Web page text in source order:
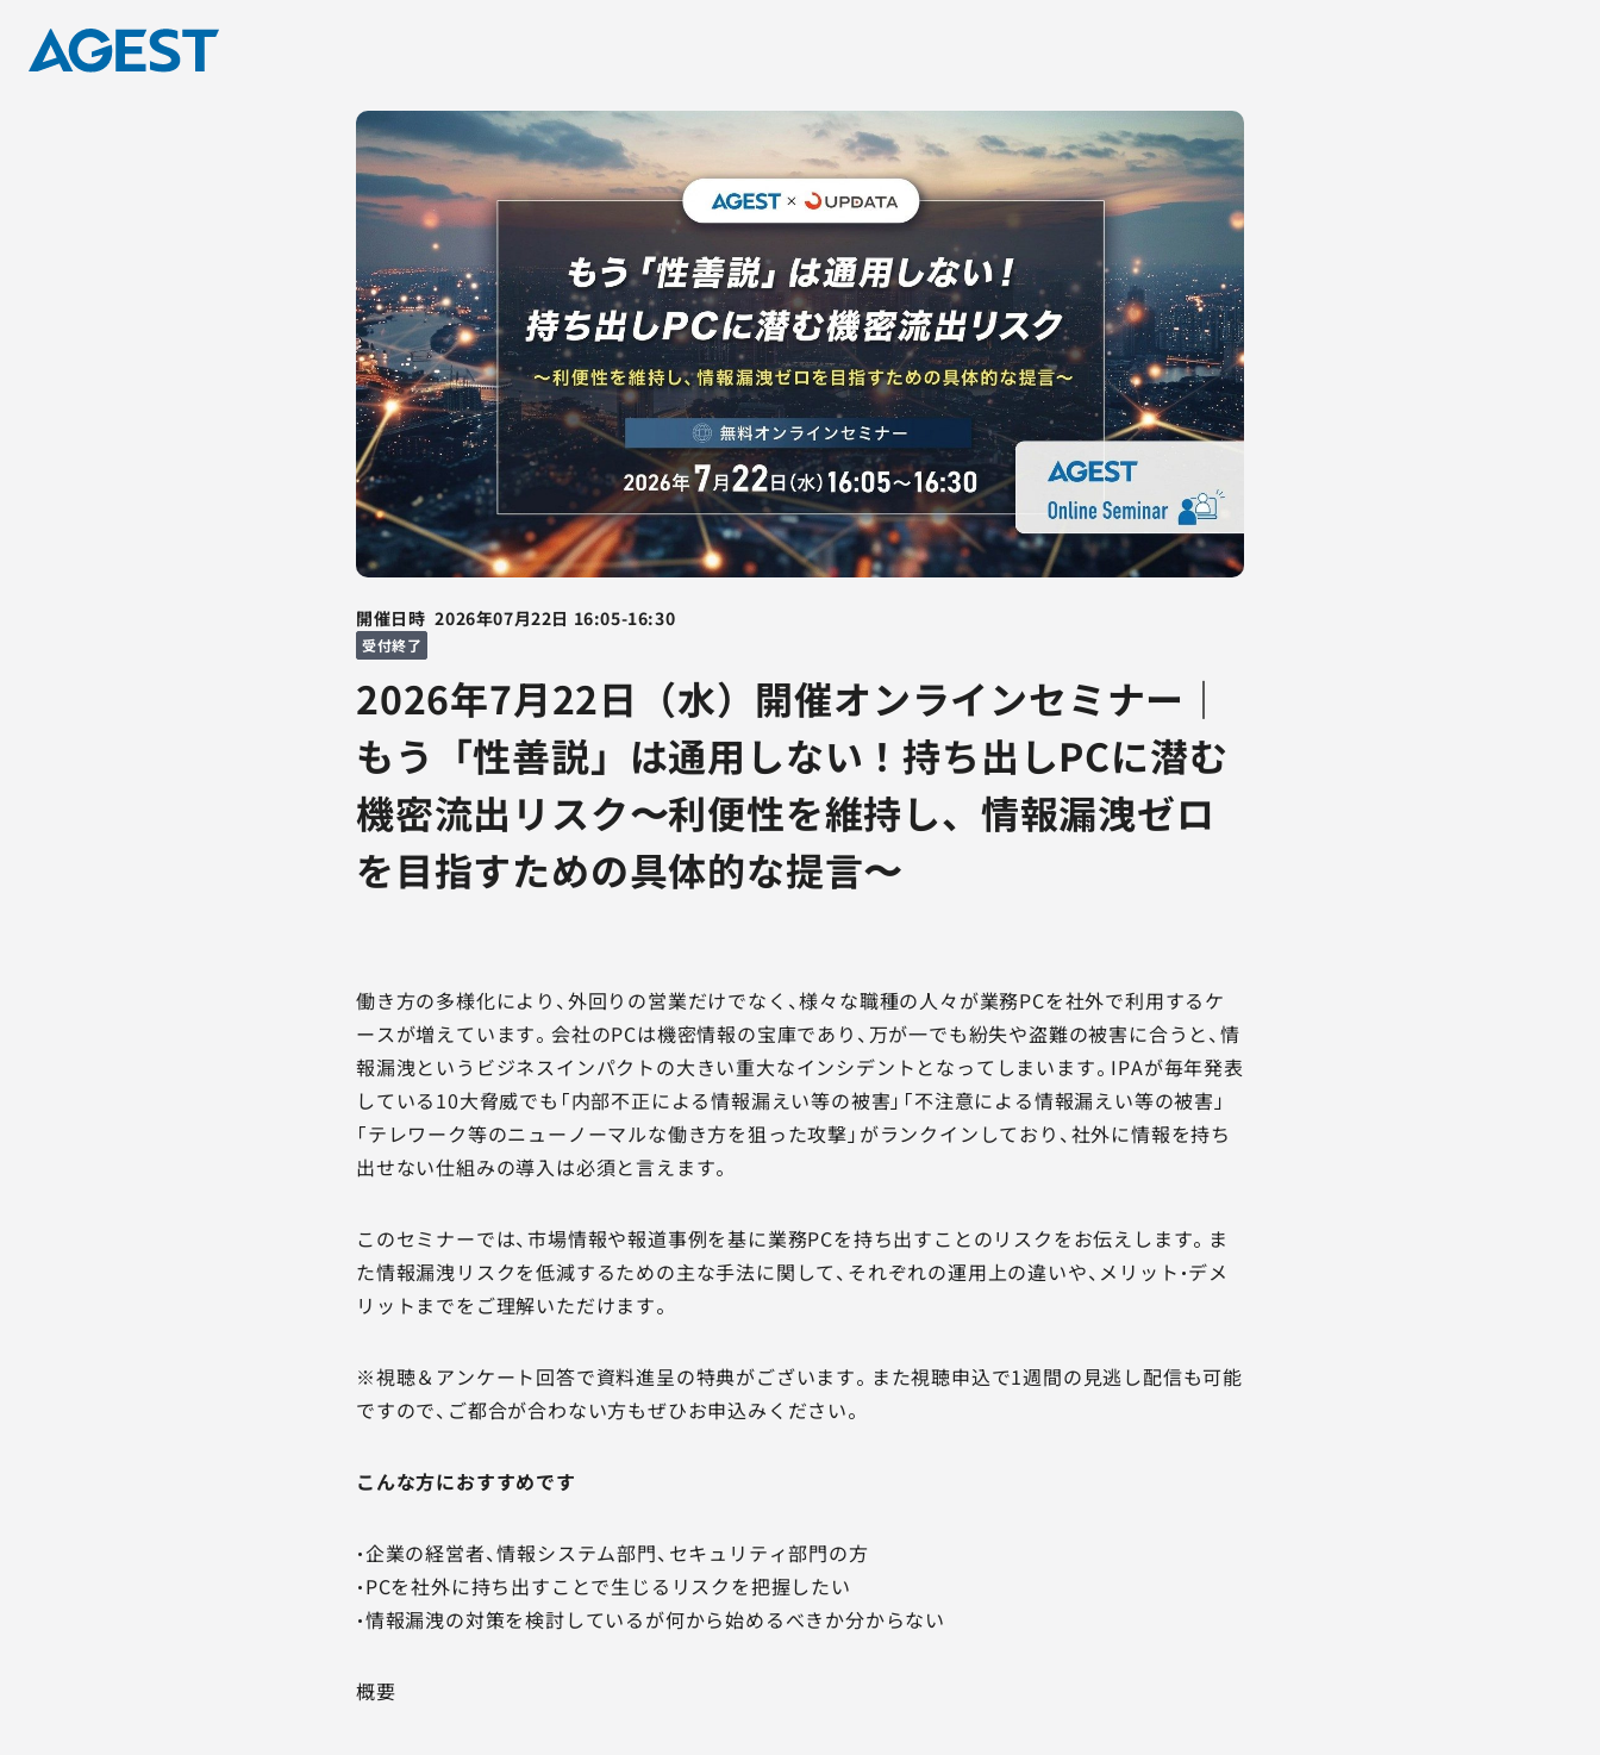
開催日時 2026年07月22日 16:05-16:30
受付終了
2026年7月22日（水）開催オンラインセミナー｜
もう「性善説」は通用しない！持ち出しPCに潜む
機密流出リスク〜利便性を維持し、情報漏洩ゼロ
を目指すための具体的な提言〜
働き方の多様化により、外回りの営業だけでなく、様々な職種の人々が業務PCを社外で利用するケ
ースが増えています。会社のPCは機密情報の宝庫であり、万が一でも紛失や盗難の被害に合うと、情
報漏洩というビジネスインパクトの大きい重大なインシデントとなってしまいます。IPAが毎年発表
している10大脅威でも「内部不正による情報漏えい等の被害」「不注意による情報漏えい等の被害」
「テレワーク等のニューノーマルな働き方を狙った攻撃」がランクインしており、社外に情報を持ち
出せない仕組みの導入は必須と言えます。
このセミナーでは、市場情報や報道事例を基に業務PCを持ち出すことのリスクをお伝えします。ま
た情報漏洩リスクを低減するための主な手法に関して、それぞれの運用上の違いや、メリット・デメ
リットまでをご理解いただけます。
※視聴＆アンケート回答で資料進呈の特典がございます。また視聴申込で1週間の見逃し配信も可能
ですので、ご都合が合わない方もぜひお申込みください。
こんな方におすすめです
・企業の経営者、情報システム部門、セキュリティ部門の方
・PCを社外に持ち出すことで生じるリスクを把握したい
・情報漏洩の対策を検討しているが何から始めるべきか分からない
概要